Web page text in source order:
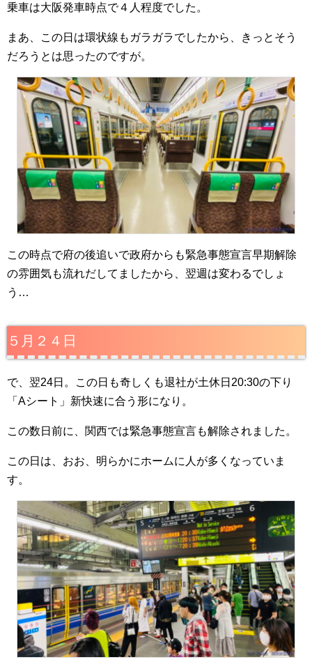
乗車は大阪発車時点で４人程度でした。
まあ、この日は環状線もガラガラでしたから、きっとそう
だろうとは思ったのですが。
この時点で府の後追いで政府からも緊急事態宣言早期解除
の雰囲気も流れだしてましたから、翌週は変わるでしょ
う…
５月２４日
で、翌24日。この日も奇しくも退社が土休日20:30の下り
「Aシート」新快速に合う形になり。
この数日前に、関西では緊急事態宣言も解除されました。
この日は、おお、明らかにホームに人が多くなっていま
す。